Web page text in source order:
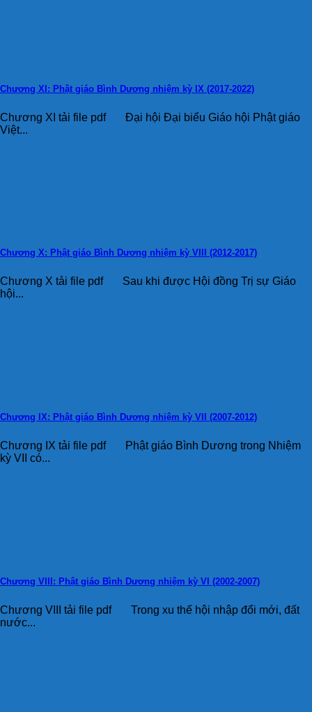
Chương XI: Phật giáo Bình Dương nhiệm kỳ IX (2017-2022)
Chương XI tải file pdf Đại hội Đại biểu Giáo hội Phật giáo
Việt...
Chương X: Phật giáo Bình Dương nhiệm kỳ VIII (2012-2017)
Chương X tải file pdf Sau khi được Hội đồng Trị sự Giáo
hội...
Chương IX: Phật giáo Bình Dương nhiệm kỳ VII (2007-2012)
Chương IX tải file pdf Phật giáo Bình Dương trong Nhiệm
kỳ VII có...
Chương VIII: Phật giáo Bình Dương nhiệm kỳ VI (2002-2007)
Chương VIII tải file pdf Trong xu thế hội nhập đổi mới, đất
nước...